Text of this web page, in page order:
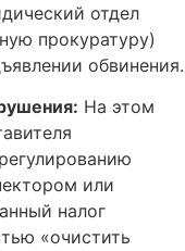
отдел
прокуратуру)
обвинения.
На этом
или
налог
«очистить